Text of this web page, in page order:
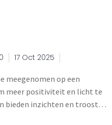
17 Oct 2025
meegenomen op een
meer positiviteit en licht te
bieden inzichten en troost